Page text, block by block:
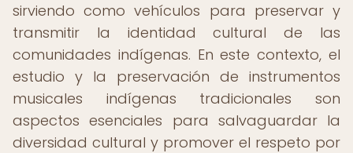
sirviendo como vehículos para preservar y
transmitir la identidad cultural de las
comunidades indígenas. En este contexto, el
estudio y la preservación de instrumentos
musicales indígenas tradicionales son
aspectos esenciales para salvaguardar la
diversidad cultural y promover el respeto por